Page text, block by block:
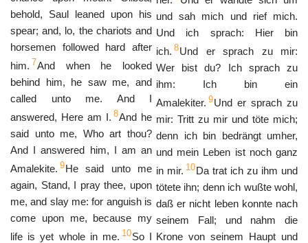
behold, Saul leaned upon his
spear; and, lo, the chariots and
horsemen followed hard after
him. 7And when he looked
behind him, he saw me, and
called unto me. And I
answered, Here am I. 8And he
said unto me, Who art thou?
And I answered him, I am an
Amalekite. 9He said unto me
again, Stand, I pray thee, upon
me, and slay me: for anguish is
come upon me, because my
life is yet whole in me. 10So I
und sah mich und rief mich.
Und ich sprach: Hier bin
ich. 8Und er sprach zu mir:
Wer bist du? Ich sprach zu
ihm: Ich bin ein
Amalekiter. 9Und er sprach zu
mir: Tritt zu mir und töte mich;
denn ich bin bedrängt umher,
und mein Leben ist noch ganz
in mir. 10Da trat ich zu ihm und
tötete ihn; denn ich wußte wohl,
daß er nicht leben konnte nach
seinem Fall; und nahm die
Krone von seinem Haupt und